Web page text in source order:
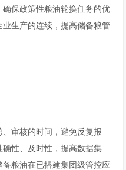
保政策性粮油轮换任务的优
生产的连续，提高储备粮管
审核的时间，避免反复报
性、及时性，提高数据集
粮油在已搭建集团级管控应